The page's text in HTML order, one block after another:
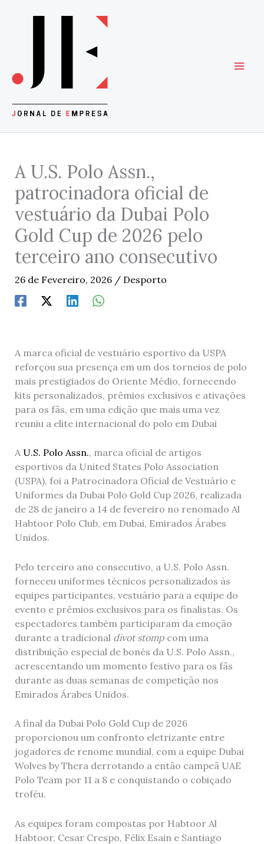
A U.S. Polo Assn.,
patrocinadora oficial de
vestuário da Dubai Polo
Gold Cup de 2026 pelo
terceiro ano consecutivo
26 de Fevereiro, 2026 / Desporto
A marca oficial de vestuário esportivo da USPA
reforçou sua presença em um dos torneios de polo
mais prestigiados do Oriente Médio, fornecendo
kits personalizados, prêmios exclusivos e ativações
para os fãs, em uma edição que mais uma vez
reuniu a elite internacional do polo em Dubai
A U.S. Polo Assn., marca oficial de artigos
esportivos da United States Polo Association
(USPA), foi a Patrocinadora Oficial de Vestuário e
Uniformes da Dubai Polo Gold Cup 2026, realizada
de 28 de janeiro a 14 de fevereiro no renomado Al
Habtoor Polo Club, em Dubai, Emirados Árabes
Unidos.
Pelo terceiro ano consecutivo, a U.S. Polo Assn.
forneceu uniformes técnicos personalizados às
equipes participantes, vestuário para a equipe do
evento e prêmios exclusivos para os finalistas. Os
espectadores também participaram da emoção
durante a tradicional divot stompcom uma
distribuição especial de bonés da U.S. Polo Assn.,
acrescentando um momento festivo para os fãs
durante as duas semanas de competição nos
Emirados Árabes Unidos.
A final da Dubai Polo Gold Cup de 2026
proporcionou um confronto eletrizante entre
jogadores de renome mundial, com a equipe Dubai
Wolves by Thera derrotando a então campeã UAE
Polo Team por 11 a 8 e conquistando o cobiçado
troféu.
As equipes foram compostas por Habtoor Al
Habtoor, Cesar Crespo, Félix Esain e Santiago